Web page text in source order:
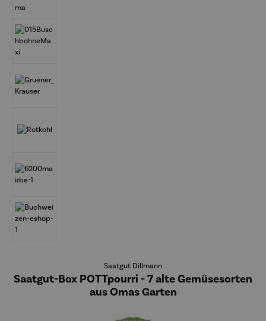
Saatgut Dillmann
Saatgut-Box POTTpourri - 7 alte Gemüsesorten
aus Omas Garten